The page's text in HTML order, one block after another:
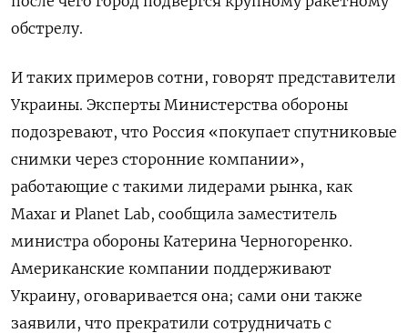
обстрелу.
И таких примеров сотни, говорят представители
Украины. Эксперты Министерства обороны
подозревают, что Россия «покупает спутниковые
снимки через сторонние компании»,
работающие с такими лидерами рынка, как
Maxar и Planet Lab, сообщила заместитель
министра обороны Катерина Черногоренко.
Американские компании поддерживают
Украину, оговаривается она; сами они также
заявили, что прекратили сотрудничать с